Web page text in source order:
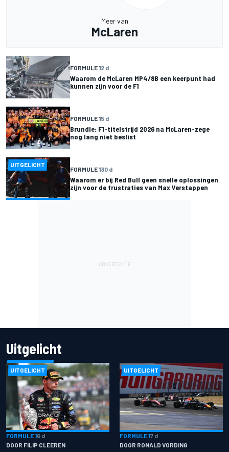
Meer van
McLaren
FORMULE 12 d
Waarom de McLaren MP4/8B een keerpunt had
kunnen zijn voor de F1
FORMULE 15 d
Brundle: F1-titelstrijd 2026 na McLaren-zege
nog lang niet beslist
UITGELICHT
FORMULE 130 d
Waarom er bij Red Bull geen snelle oplossingen
zijn voor de frustraties van Max Verstappen
Uitgelicht
UITGELICHT
FORMULE 16 d
DOOR FILIP CLEEREN
UITGELICHT
FORMULE 17 d
DOOR RONALD VORDING